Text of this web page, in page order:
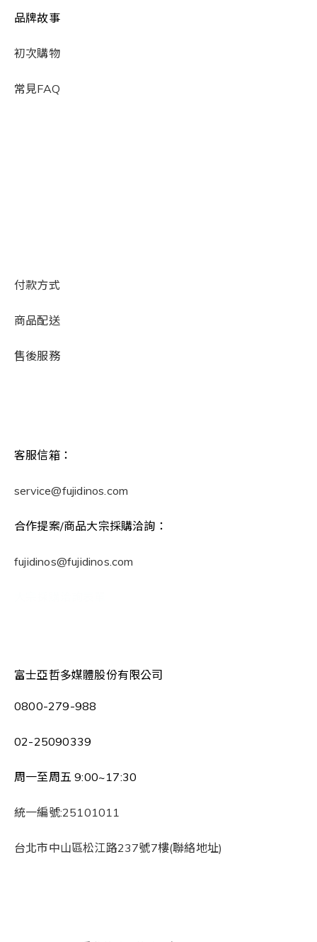
品牌故事
初次購物
常見FAQ
付款方式
商品配送
售後服務
客服信箱：
service@fujidinos.com
合作提案/商品大宗採購洽詢：
fujidinos@fujidinos.com
富士亞哲多媒體股份有限公司
0800-279-988
02-25090339
周一至周五 9:00~17:30
統一編號:25101011
台北市中山區松江路237號7樓(聯絡地址)